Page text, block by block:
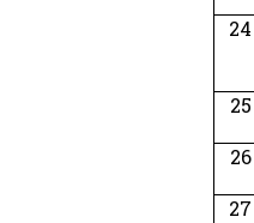
24
25
26
27